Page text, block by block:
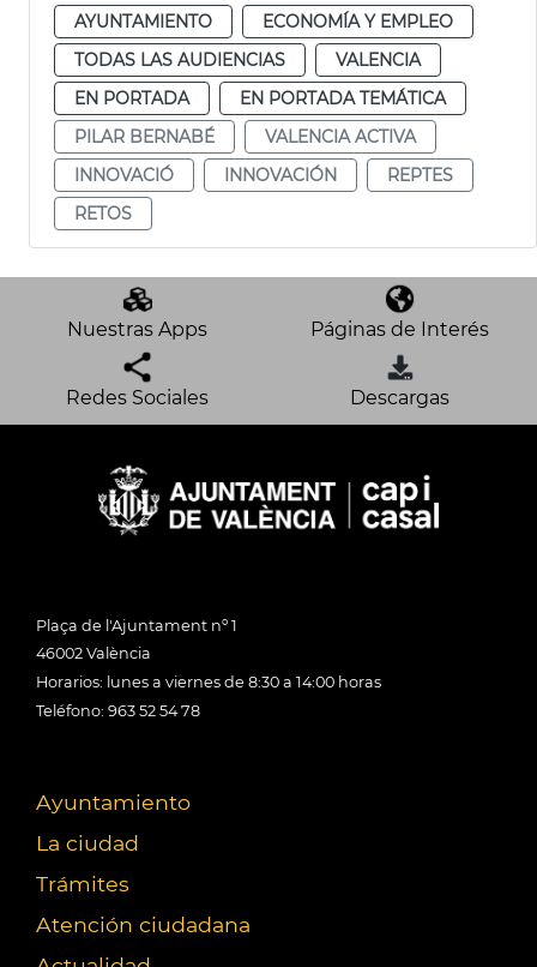
AYUNTAMIENTO
ECONOMÍA Y EMPLEO
TODAS LAS AUDIENCIAS
VALENCIA
EN PORTADA
EN PORTADA TEMÁTICA
PILAR BERNABÉ
VALENCIA ACTIVA
INNOVACIÓ
INNOVACIÓN
REPTES
RETOS
Nuestras Apps Páginas de Interés
Redes Sociales Descargas
Plaça de l'Ajuntament nº 1
46002 València
Horarios: lunes a viernes de 8:30 a 14:00 horas
Teléfono: 963 52 54 78
Ayuntamiento
La ciudad
Trámites
Atención ciudadana